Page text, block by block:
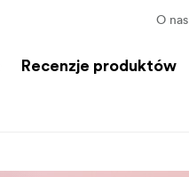
O nas
Recenzje produktów